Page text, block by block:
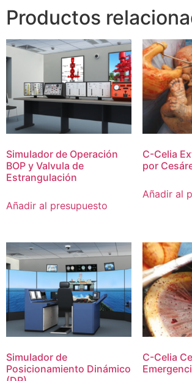
Productos
Simulador de Operación
BOP y Valvula de
Estrangulación
Añadir al presupuesto
C-Celia
por
Añadir al
Simulador de
Posicionamiento Dinámico
C-Celia